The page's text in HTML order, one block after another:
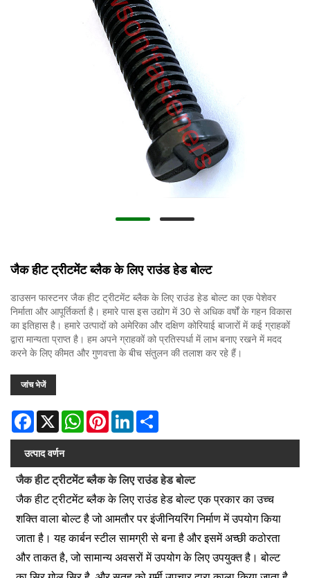
जैक हीट ट्रीटमेंट ब्लैक के लिए राउंड हेड बोल्ट
डाउसन फास्टनर जैक हीट ट्रीटमेंट ब्लैक के लिए राउंड हेड बोल्ट का एक पेशेवर
निर्माता और आपूर्तिकर्ता है। हमारे पास इस उद्योग में 30 से अधिक वर्षों के गहन विकास
का इतिहास है। हमारे उत्पादों को अमेरिका और दक्षिण कोरियाई बाजारों में कई ग्राहकों
द्वारा मान्यता प्राप्त है। हम अपने ग्राहकों को प्रतिस्पर्धा में लाभ बनाए रखने में मदद
करने के लिए कीमत और गुणवत्ता के बीच संतुलन की तलाश कर रहे हैं।
जांच भेजें
Facebook
X WhatsAppPinterestLinkedIn
उत्पाद वर्णन
जैक हीट ट्रीटमेंट ब्लैक के लिए राउंड हेड बोल्ट
जैक हीट ट्रीटमेंट ब्लैक के लिए राउंड हेड बोल्ट एक प्रकार का उच्च
शक्ति वाला बोल्ट है जो आमतौर पर इंजीनियरिंग निर्माण में उपयोग किया
जाता है। यह कार्बन स्टील सामग्री से बना है और इसमें अच्छी कठोरता
और ताकत है, जो सामान्य अवसरों में उपयोग के लिए उपयुक्त है। बोल्ट